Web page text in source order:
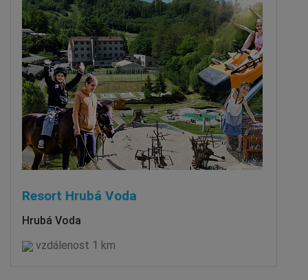
Resort Hrubá Voda
Hrubá Voda
vzdálenost 1 km